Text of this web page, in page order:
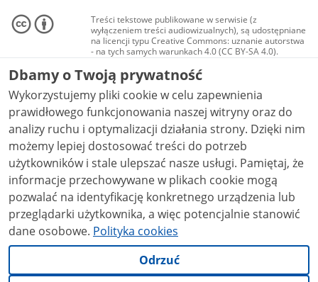
Treści tekstowe publikowane w serwisie (z
wyłączeniem treści audiowizualnych), są udostępniane
na licencji typu Creative Commons: uznanie autorstwa
- na tych samych warunkach 4.0 (CC BY-SA 4.0).
Materiały audiowizualne, w tym zdjęcia, materiały
audio i wideo, są udostępniane na licencji typu
Creative Commons: uznanie autorstwa użycie
niekomercyjne - bez utworów zależnych 4.0 (CC BY-
NC-ND 4.0), o ile nie jest to stwierdzone inaczej.
Dbamy o Twoją prywatność
Wykorzystujemy pliki cookie w celu zapewnienia
prawidłowego funkcjonowania naszej witryny oraz do
analizy ruchu i optymalizacji działania strony. Dzięki nim
możemy lepiej dostosować treści do potrzeb
użytkowników i stale ulepszać nasze usługi. Pamiętaj, że
informacje przechowywane w plikach cookie mogą
pozwalać na identyfikację konkretnego urządzenia lub
przeglądarki użytkownika, a więc potencjalnie stanowić
dane osobowe. Polityka cookies
Odrzuć